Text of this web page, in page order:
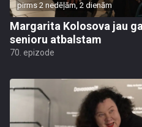
pirms 2 nedēļām, 2 dienām
Margarita Kolosova jau
senioru atbalstam
70. epizode